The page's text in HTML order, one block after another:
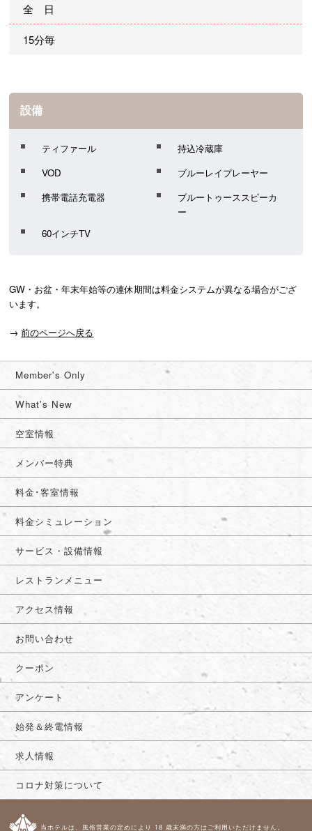
全 日
15分毎
設備
ティファール
持込冷蔵庫
VOD
ブルーレイプレーヤー
携帯電話充電器
ブルートゥーススピーカ
ー
60インチTV
GW・お盆・年末年始等の連休期間は料金システムが異なる場合がござ
います。
→ 前のページへ戻る
Member's Only
What's New
空室情報
メンバー特典
料金･客室情報
料金シミュレーション
サービス・設備情報
レストランメニュー
アクセス情報
お問い合わせ
クーポン
アンケート
始発＆終電情報
求人情報
コロナ対策について
当ホテルは、風俗営業の定めにより 18 歳未満の方はご利用いただけません。